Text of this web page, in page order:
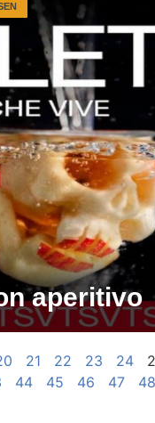
aperitivo
21 22 23 24
44 45 46 47 48